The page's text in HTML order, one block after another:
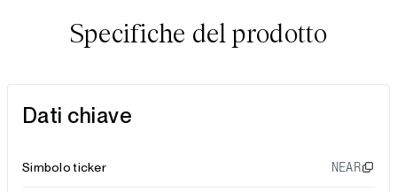
Specifiche del prodotto
Dati chiave
Simbolo ticker NEAR